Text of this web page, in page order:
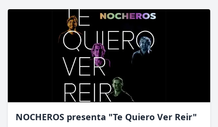
NOCHEROS presenta "Te Quiero Ver Reir"